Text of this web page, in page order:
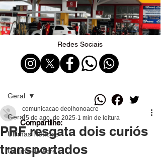
Redes Sociais
Geral
Últimas Notícias
Coluna do Acre
Geral
PRF resgata dois curiós
transportados
comunicacao deolhonoacre
15 de ago. de 2025 1 min de leitura
Compartilhe: